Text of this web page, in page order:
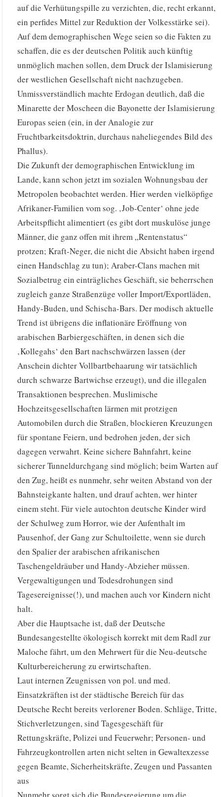
auf die Verhütungspille zu verzichten, die, recht erkannt,
ein perfides Mittel zur Reduktion der Volkesstärke sei).
Auf dem demographischen Wege seien so die Fakten zu
schaffen, die es der deutschen Politik auch künftig
unmöglich machen sollen, dem Druck der Islamisierung
der westlichen Gesellschaft nicht nachzugeben.
Unmissverständlich machte Erdogan deutlich, daß die
Minarette der Moscheen die Bayonette der Islamisierung
Europas seien (ein, in der Analogie zur
Fruchtbarkeitsdoktrin, durchaus naheliegendes Bild des
Phallus).
Die Zukunft der demographischen Entwicklung im
Lande, kann schon jetzt im sozialen Wohnungsbau der
Metropolen beobachtet werden. Hier werden vielköpfige
Afrikaner-Familien vom sog. ‚Job-Center‘ ohne jede
Arbeitspflicht alimentiert (es gibt dort muskulöse junge
Männer, die ganz offen mit ihrem „Rentenstatus“
protzen; Kraft-Neger, die nicht die Absicht haben irgend
einen Handschlag zu tun); Araber-Clans machen mit
Sozialbetrug ein einträgliches Geschäft, sie beherrschen
zugleich ganze Straßenzüge voller Import/Exportläden,
Handy-Buden, und Schischa-Bars. Der modisch aktuelle
Trend ist übrigens die inflationäre Eröffnung von
arabischen Barbiergeschäften, in denen sich die
‚Kollegahs‘ den Bart nachschwärzen lassen (der
Anschein dichter Vollbartbehaarung wir tatsächlich
durch schwarze Bartwichse erzeugt), und die illegalen
Transaktionen besprechen. Muslimische
Hochzeitsgesellschaften lärmen mit protzigen
Automobilen durch die Straßen, blockieren Kreuzungen
für spontane Feiern, und bedrohen jeden, der sich
dagegen verwahrt. Keine sichere Bahnfahrt, keine
sicherer Tunneldurchgang sind möglich; beim Warten auf
den Zug, heißt es nunmehr, sehr weiten Abstand von der
Bahnsteigkante halten, und drauf achten, wer hinter
einem steht. Für viele autochton deutsche Kinder wird
der Schulweg zum Horror, wie der Aufenthalt im
Pausenhof, der Gang zur Schultoilette, wenn sie durch
den Spalier der arabischen afrikanischen
Taschengeldräuber und Handy-Abzieher müssen.
Vergewaltigungen und Todesdrohungen sind
Tagesereignisse(!), und machen auch vor Kindern nicht
halt.
Aber die Hauptsache ist, daß der Deutsche
Bundesangestellte ökologisch korrekt mit dem Radl zur
Maloche fährt, um den Mehrwert für die Neu-deutsche
Kulturbereicherung zu erwirtschaften.
Laut internen Zeugnissen von pol. und med.
Einsatzkräften ist der städtische Bereich für das
Deutsche Recht bereits verlorener Boden. Schläge, Tritte,
Stichverletzungen, sind Tagesgeschäft für
Rettungskräfte, Polizei und Feuerwehr; Personen- und
Fahrzeugkontrollen arten nicht selten in Gewaltexzesse
gegen Beamte, Sicherheitskräfte, Zeugen und Passanten
aus